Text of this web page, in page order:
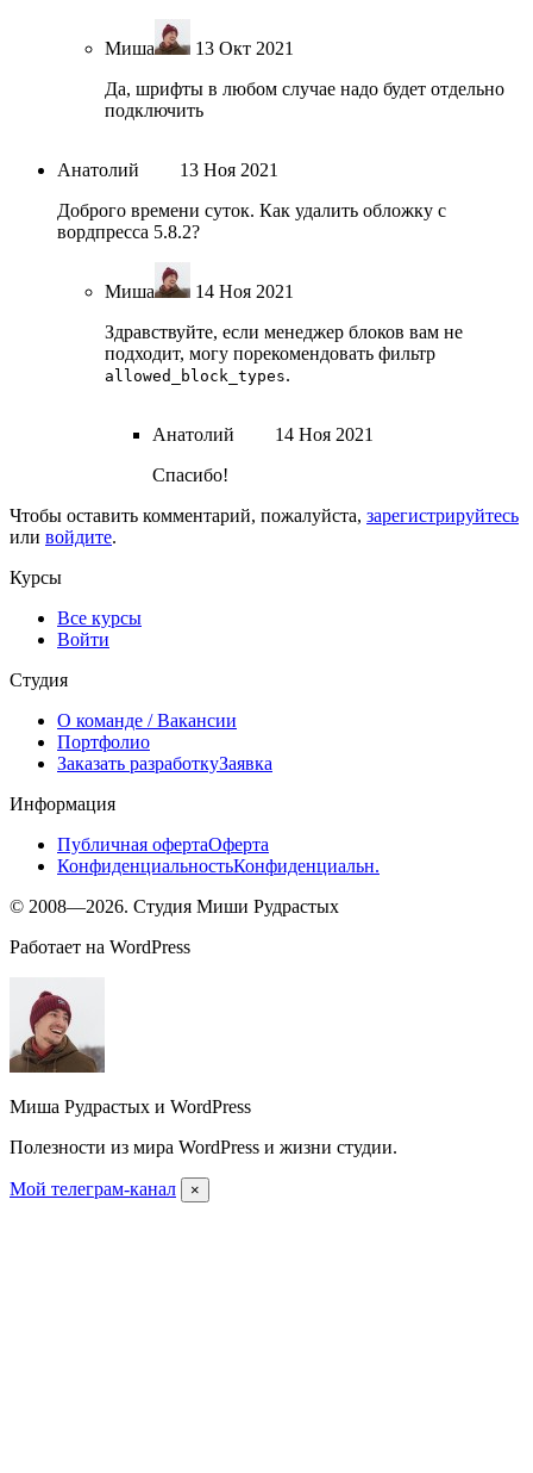
Миша
13 Окт 2021
Да, шрифты в любом случае надо будет отдельно
подключить
Анатолий
13 Ноя 2021
Доброго времени суток. Как удалить обложку с
вордпресса 5.8.2?
Миша
14 Ноя 2021
Здравствуйте, если менеджер блоков вам не
подходит, могу порекомендовать фильтр
allowed_block_types.
Анатолий
14 Ноя 2021
Спасибо!
Чтобы оставить комментарий, пожалуйста, зарегистрируйтесь
или войдите.
Курсы
Все курсы
Войти
Студия
О команде / Вакансии
Портфолио
Заказать разработкуЗаявка
Информация
Публичная офертаОферта
КонфиденциальностьКонфиденциальн.
© 2008—2026. Студия Миши Рудрастых
Работает на WordPress
Миша Рудрастых и WordPress
Полезности из мира WordPress и жизни студии.
Мой телеграм-канал ×